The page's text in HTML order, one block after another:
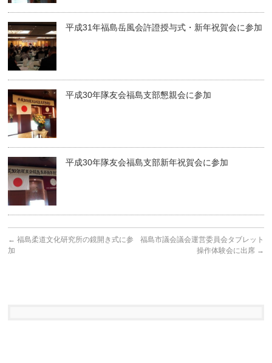
平成31年福島岳風会許證授与式・新年祝賀会に参加
平成30年隊友会福島支部懇親会に参加
平成30年隊友会福島支部新年祝賀会に参加
← 福島柔道文化研究所の鏡開き式に参
加
福島市議会議会運営委員会タブレット
操作体験会に出席 →